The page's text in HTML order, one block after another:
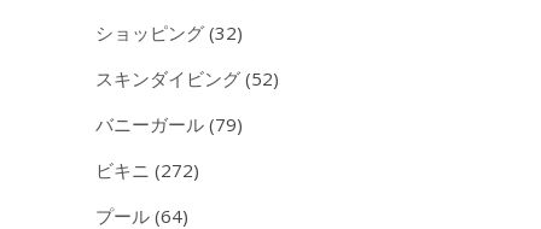
ショッピング (32)
スキンダイビング (52)
バニーガール (79)
ビキニ (272)
プール (64)